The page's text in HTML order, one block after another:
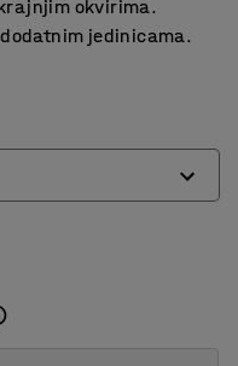
okvirima.
jedinicama.